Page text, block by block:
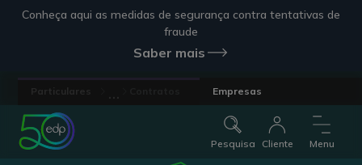
Conheça aqui as medidas de segurança contra tentativas de
fraude
Saber mais
Empresas
Pesquisa Cliente Menu